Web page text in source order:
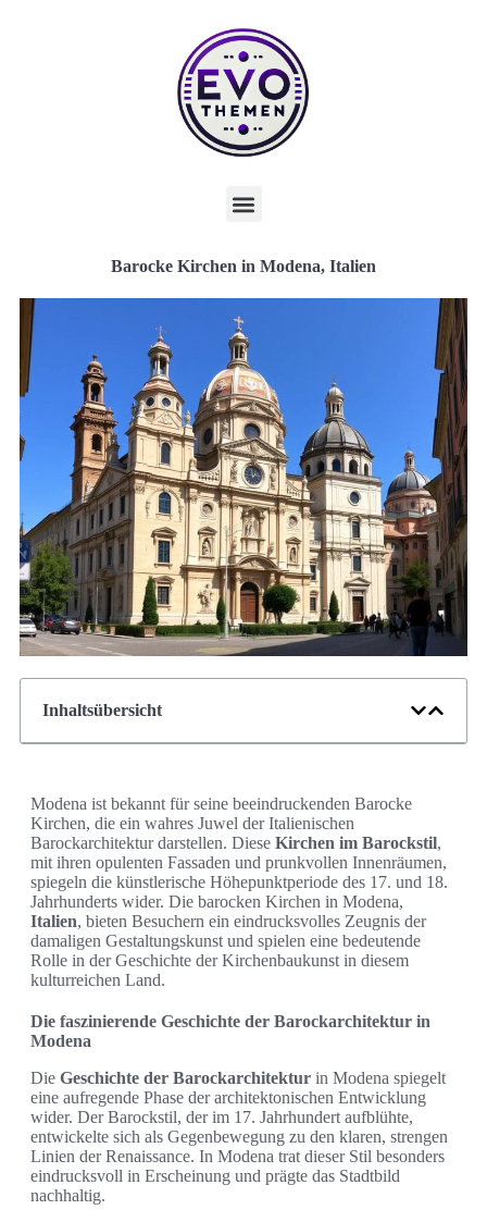
Barocke Kirchen in Modena, Italien
Inhaltsübersicht
Modena ist bekannt für seine beeindruckenden Barocke
Kirchen, die ein wahres Juwel der Italienischen
Barockarchitektur darstellen. Diese Kirchen im Barockstil,
mit ihren opulenten Fassaden und prunkvollen Innenräumen,
spiegeln die künstlerische Höhepunktperiode des 17. und 18.
Jahrhunderts wider. Die barocken Kirchen in Modena,
Italien, bieten Besuchern ein eindrucksvolles Zeugnis der
damaligen Gestaltungskunst und spielen eine bedeutende
Rolle in der Geschichte der Kirchenbaukunst in diesem
kulturreichen Land.
Die faszinierende Geschichte der Barockarchitektur in
Modena
Die Geschichte der Barockarchitektur in Modena spiegelt
eine aufregende Phase der architektonischen Entwicklung
wider. Der Barockstil, der im 17. Jahrhundert aufblühte,
entwickelte sich als Gegenbewegung zu den klaren, strengen
Linien der Renaissance. In Modena trat dieser Stil besonders
eindrucksvoll in Erscheinung und prägte das Stadtbild
nachhaltig.